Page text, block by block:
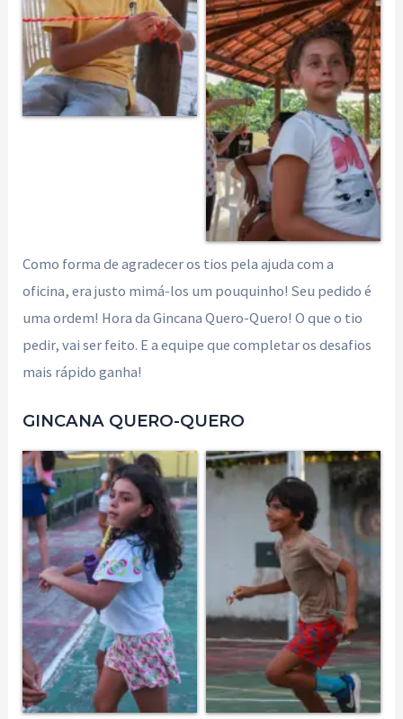
Como forma de agradecer os tios pela ajuda com a
oficina, era justo mimá-los um pouquinho! Seu pedido é
uma ordem! Hora da Gincana Quero-Quero! O que o tio
pedir, vai ser feito. E a equipe que completar os desafios
mais rápido ganha!
GINCANA QUERO-QUERO